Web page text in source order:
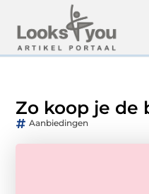
Zo koop je de
Aanbiedingen